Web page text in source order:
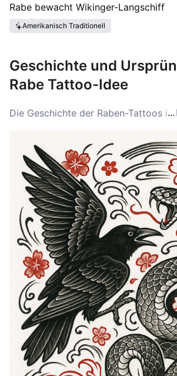
Rabe bewacht Wikinger-Langschiff
Amerikanisch Traditionell
Geschichte und
Rabe Tattoo-Idee
Die Geschichte der Raben-Tattoos
Referenzen weltweit. In der
amerikanischen Ureinwohner ist der
Figur, die oft als Schöpfergott oder
dargestellt wird, der Licht in die Welt
Vielzahl von Rabenideen feiert, die
Natur würdigen. Die Assoziation des
Tod hat auch verschiedene Kulturen
er als Vorbote von Omen oder als
hindurchgehende Seelen dargestellt
hinaus erstrecken sich Rabenideen
wobei Werke wie Edgar Allan Poes
Platz des Vogels in der
festigen. So führen historische
Raben zu einer breiten Palette von
Bedeutungen, was ihn zu einer
viele Einzelpersonen macht.
...